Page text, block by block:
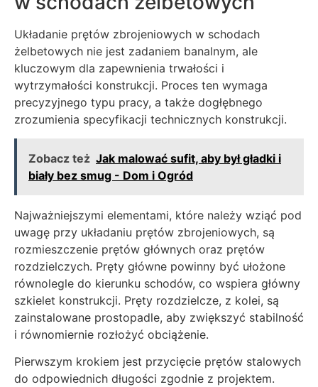
Układanie prętów zbrojeniowych w schodach
żelbetowych nie jest zadaniem banalnym, ale
kluczowym dla zapewnienia trwałości i
wytrzymałości konstrukcji. Proces ten wymaga
precyzyjnego typu pracy, a także dogłębnego
zrozumienia specyfikacji technicznych konstrukcji.
Zobacz też Jak malować sufit, aby był gładki i
biały bez smug - Dom i Ogród
Najważniejszymi elementami, które należy wziąć pod
uwagę przy układaniu prętów zbrojeniowych, są
rozmieszczenie prętów głównych oraz prętów
rozdzielczych. Pręty główne powinny być ułożone
równolegle do kierunku schodów, co wspiera główny
szkielet konstrukcji. Pręty rozdzielcze, z kolei, są
zainstalowane prostopadle, aby zwiększyć stabilność
i równomiernie rozłożyć obciążenie.
Pierwszym krokiem jest przycięcie prętów stalowych
do odpowiednich długości zgodnie z projektem.